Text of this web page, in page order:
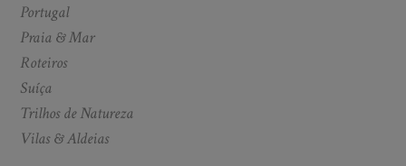
Portugal
Praia & Mar
Roteiros
Suíça
Trilhos de Natureza
Vilas & Aldeias